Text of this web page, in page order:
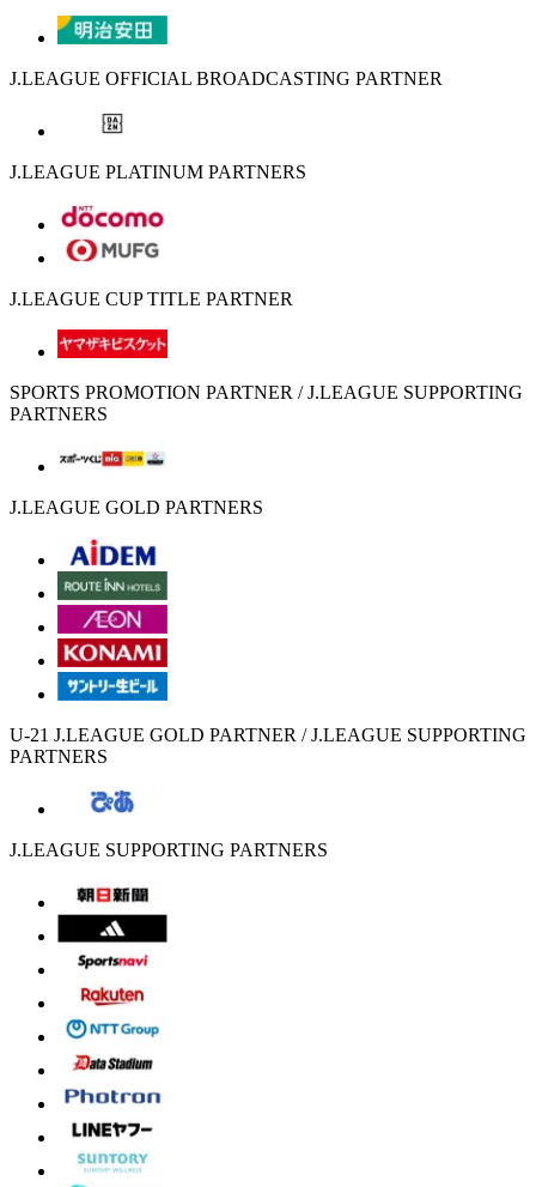
J.LEAGUE OFFICIAL BROADCASTING PARTNER
J.LEAGUE PLATINUM PARTNERS
J.LEAGUE CUP TITLE PARTNER
SPORTS PROMOTION PARTNER / J.LEAGUE SUPPORTING
PARTNERS
J.LEAGUE GOLD PARTNERS
U-21 J.LEAGUE GOLD PARTNER / J.LEAGUE SUPPORTING
PARTNERS
J.LEAGUE SUPPORTING PARTNERS